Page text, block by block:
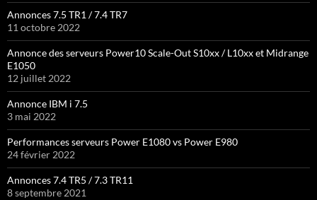
Annonces 7.5 TR1 / 7.4 TR7
11 octobre 2022
Annonce des serveurs Power10 Scale-Out S10xx / L10xx et Midrange
E1050
12 juillet 2022
Annonce IBM i 7.5
3 mai 2022
Performances serveurs Power E1080 vs Power E980
24 février 2022
Annonces 7.4 TR5 / 7.3 TR11
8 septembre 2021